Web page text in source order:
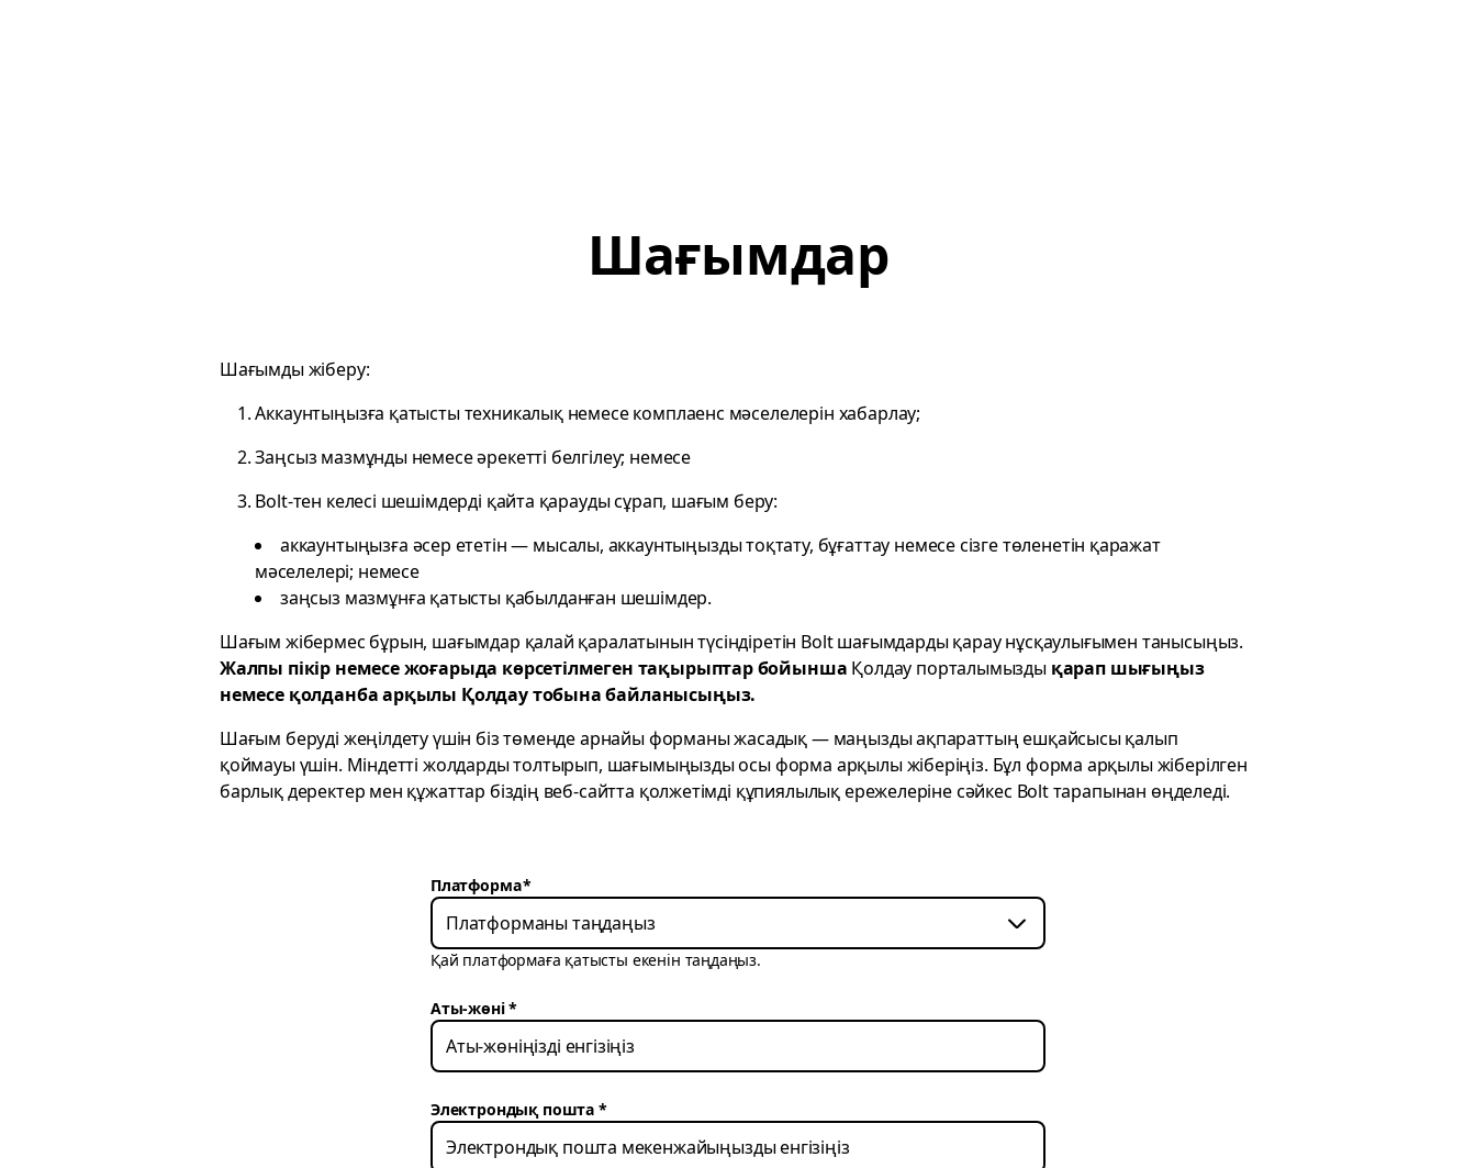
Шағымдар
Шағымды жіберу:
1. Аккаунтыңызға қатысты техникалық немесе комплаенс мәселелерін хабарлау;
2. Заңсыз мазмұнды немесе әрекетті белгілеу; немесе
3. Bolt-тен келесі шешімдерді қайта қарауды сұрап, шағым беру:
аккаунтыңызға әсер ететін — мысалы, аккаунтыңызды тоқтату, бұғаттау немесе сізге төленетін қаражат
мәселелері; немесе
заңсыз мазмұнға қатысты қабылданған шешімдер.
Шағым жібермес бұрын, шағымдар қалай қаралатынын түсіндіретін Bolt шағымдарды қарау нұсқаулығымен танысыңыз.
Жалпы пікір немесе жоғарыда көрсетілмеген тақырыптар бойынша Қолдау порталымыздықарап шығыңыз
немесе қолданба арқылы Қолдау тобына байланысыңыз.
Шағым беруді жеңілдету үшін біз төменде арнайы форманы жасадық — маңызды ақпараттың ешқайсысы қалып
қоймауы үшін. Міндетті жолдарды толтырып, шағымыңызды осы форма арқылы жіберіңіз. Бұл форма арқылы жіберілген
барлық деректер мен құжаттар біздің веб-сайтта қолжетімді құпиялылық ережелеріне сәйкес Bolt тарапынан өңделеді.
Платформа*
Платформаны таңдаңыз
Қай платформаға қатысты екенін таңдаңыз.
Аты-жөні
Электрондық пошта